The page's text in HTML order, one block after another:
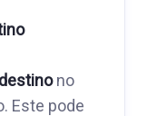
no
Este pode